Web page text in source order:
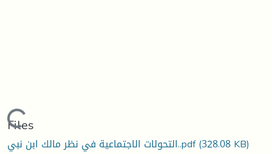
Loading...
Files
التحولات الاجتماعية في نظر مالك ابن نبي..pdf(328.08 KB)